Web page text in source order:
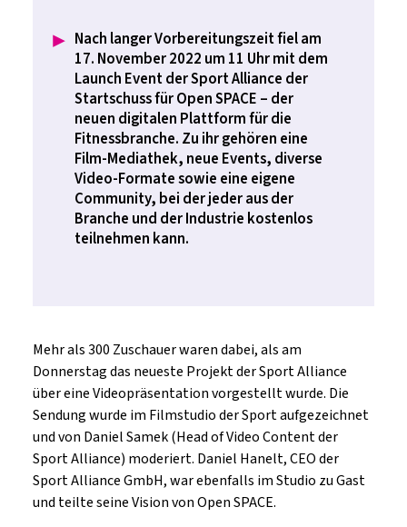
Nach langer Vorbereitungszeit fiel am
17. November 2022 um 11 Uhr mit dem
Launch Event der Sport Alliance der
Startschuss für Open SPACE – der
neuen digitalen Plattform für die
Fitnessbranche. Zu ihr gehören eine
Film-Mediathek, neue Events, diverse
Video-Formate sowie eine eigene
Community, bei der jeder aus der
Branche und der Industrie kostenlos
teilnehmen kann.
Mehr als 300 Zuschauer waren dabei, als am
Donnerstag das neueste Projekt der Sport Alliance
über eine Videopräsentation vorgestellt wurde. Die
Sendung wurde im Filmstudio der Sport aufgezeichnet
und von Daniel Samek (Head of Video Content der
Sport Alliance) moderiert. Daniel Hanelt, CEO der
Sport Alliance GmbH, war ebenfalls im Studio zu Gast
und teilte seine Vision von Open SPACE.